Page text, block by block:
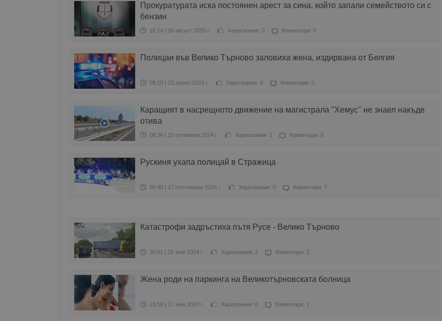
Прокуратурата иска постоянен арест за сина, който запали семейството си с
бензин
16:14 | 26 август 2025 г. Харесвания: 0 Коментари: 0
Полицаи във Велико Търново заловиха жена, издирвана от Белгия
09:10 | 23 април 2025 г. Харесвания: 0 Коментари: 0
Каращият в насрещното движение на магистрала "Хемус" не знаел накъде
отива
08:36 | 15 октомври 2024 г. Харесвания: 1 Коментари: 0
Рускиня ухапа полицай в Стражица
09:40 | 17 септември 2024 г. Харесвания: 0 Коментари: 7
Катастрофи задръстиха пътя Русе - Велико Търново
20:01 | 25 юли 2024 г. Харесвания: 2 Коментари: 2
Жена роди на паркинга на Великотърновската болница
15:58 | 17 юни 2024 г. Харесвания: 0 Коментари: 1